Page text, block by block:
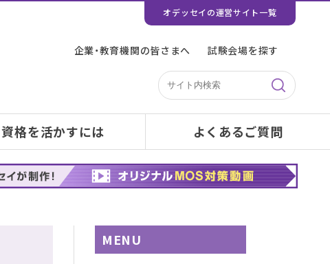
オデッセイの運営サイト一覧
企業・教育機関の皆さまへ 試験会場を探す
資格を活かすには よくあるご質問
MENU